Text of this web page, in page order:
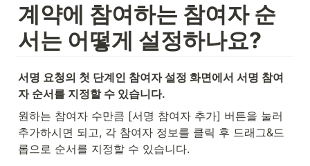
계약에 참여하는 참여자 순
서는 어떻게 설정하나요?
서명 요청의 첫 단계인 참여자 설정 화면에서 서명 참여
자 순서를 지정할 수 있습니다.
원하는 참여자 수만큼 [서명 참여자 추가] 버튼을 눌러
추가하시면 되고, 각 참여자 정보를 클릭 후 드래그&드
롭으로 순서를 지정할 수 있습니다.